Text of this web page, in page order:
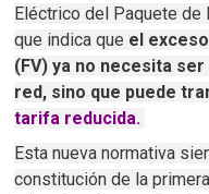
Eléctrico del Paquete de
que indica que el
(FV) ya no necesita
red, sino que puede
tarifa reducida.
Esta nueva normativa
constitución de la